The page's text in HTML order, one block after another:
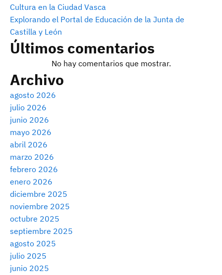
Cultura en la Ciudad Vasca
Explorando el Portal de Educación de la Junta de
Castilla y León
Últimos comentarios
No hay comentarios que mostrar.
Archivo
agosto 2026
julio 2026
junio 2026
mayo 2026
abril 2026
marzo 2026
febrero 2026
enero 2026
diciembre 2025
noviembre 2025
octubre 2025
septiembre 2025
agosto 2025
julio 2025
junio 2025